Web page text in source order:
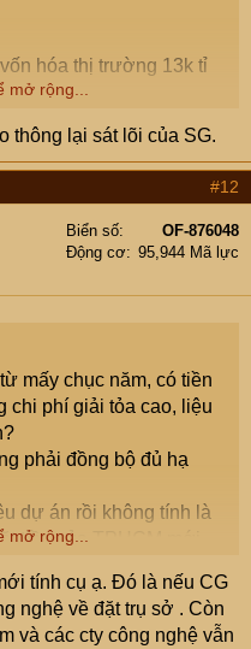
hóa thị trường 13k tỉ
bằng TOD Hàng Xanh
án cho TOD Hàng Xanh,
mở rộng...
thông lại sát lõi của SG.
#12
Biển số
OF-876048
Động cơ
95,944 Mã lực
mấy chục năm, có tiền
chi phí giải tỏa cao, liệu
phải đồng bộ đủ hạ
dự án rồi không tính là
tiền của TPHCM mới.
mở rộng...
tính cụ ạ. Đó là nếu CG
nghệ về đặt trụ sở . Còn
và các cty công nghệ vẫn